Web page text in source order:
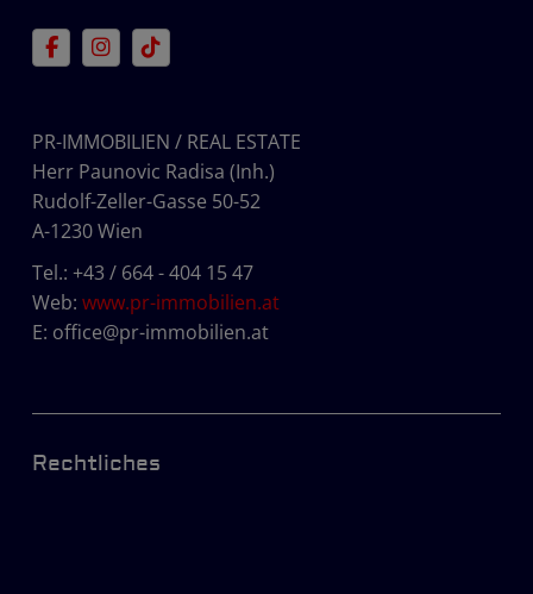
PR-IMMOBILIEN / REAL ESTATE
Herr Paunovic Radisa (Inh.)
Rudolf-Zeller-Gasse 50-52
A-1230 Wien
Tel.: +43 / 664 - 404 15 47
Web: www.pr-immobilien.at
E: office@pr-immobilien.at
Rechtliches